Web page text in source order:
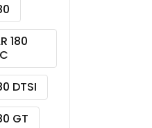
180
DTSI
GT